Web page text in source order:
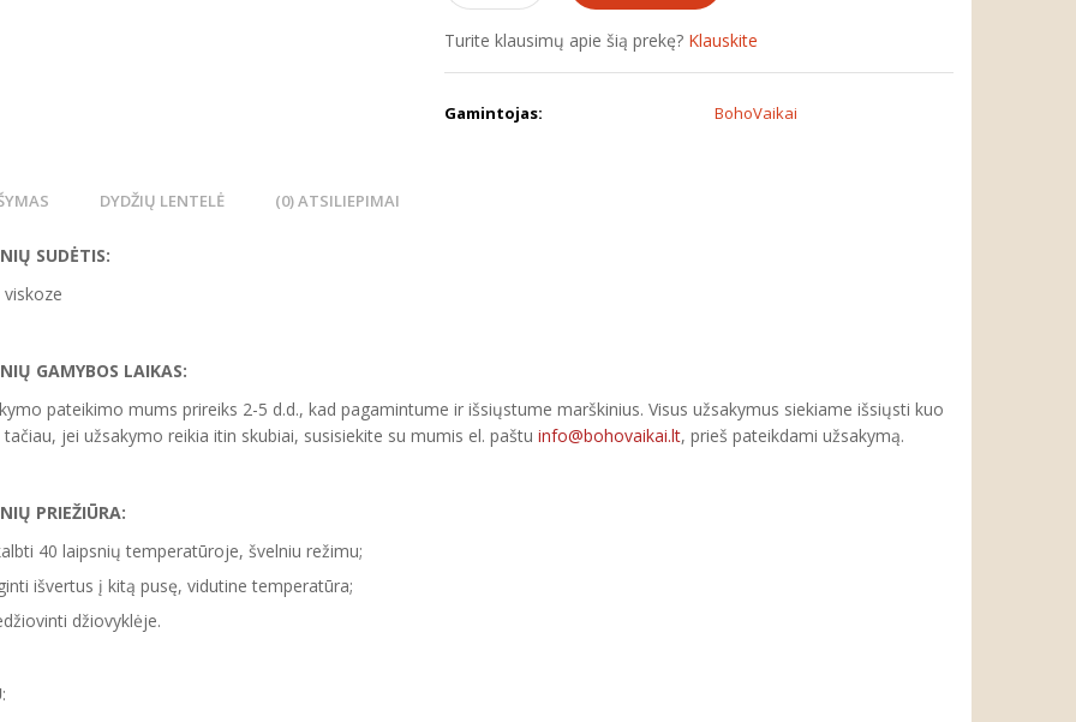
Turite klausimų apie šią prekę? Klauskite
Gamintojas: BohoVaikai
DYDŽIŲ LENTELĖ (0) ATSILIEPIMAI
SUDĖTIS:
GAMYBOS LAIKAS:
pateikimo mums prireiks 2-5 d.d., kad pagamintume ir išsiųstume marškinius. Visus užsakymus siekiame išsiųsti kuo
tačiau, jei užsakymo reikia itin skubiai, susisiekite su mumis el. paštu info@bohovaikai.lt, prieš pateikdami užsakymą.
PRIEŽIŪRA:
40 laipsnių temperatūroje, švelniu režimu;
išvertus į kitą pusę, vidutine temperatūra;
džiovyklėje.
: